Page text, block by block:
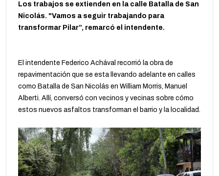
Los trabajos se extienden en la calle Batalla de San
Nicolás. "Vamos a seguir trabajando para
transformar Pilar”, remarcó el intendente.
El intendente Federico Achával recorrió la obra de
repavimentación que se esta llevando adelante en calles
como Batalla de San Nicolás en William Morris, Manuel
Alberti. Allí, conversó con vecinos y vecinas sobre cómo
estos nuevos asfaltos transforman el barrio y la localidad.